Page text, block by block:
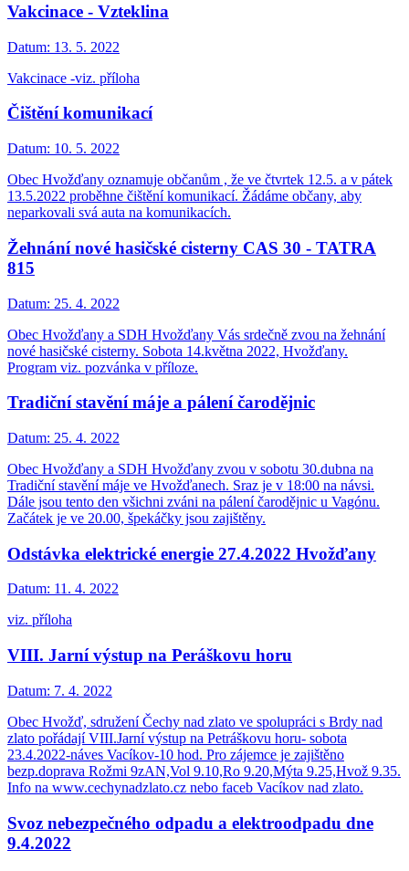
Vakcinace - Vzteklina
Datum: 13. 5. 2022
Vakcinace -viz. příloha
Čištění komunikací
Datum: 10. 5. 2022
Obec Hvožďany oznamuje občanům , že ve čtvrtek 12.5. a v pátek
13.5.2022 proběhne čištění komunikací. Žádáme občany, aby
neparkovali svá auta na komunikacích.
Žehnání nové hasičské cisterny CAS 30 - TATRA
815
Datum: 25. 4. 2022
Obec Hvožďany a SDH Hvožďany Vás srdečně zvou na žehnání
nové hasičské cisterny. Sobota 14.května 2022, Hvožďany.
Program viz. pozvánka v příloze.
Tradiční stavění máje a pálení čarodějnic
Datum: 25. 4. 2022
Obec Hvožďany a SDH Hvožďany zvou v sobotu 30.dubna na
Tradiční stavění máje ve Hvožďanech. Sraz je v 18:00 na návsi.
Dále jsou tento den všichni zváni na pálení čarodějnic u Vagónu.
Začátek je ve 20.00, špekáčky jsou zajištěny.
Odstávka elektrické energie 27.4.2022 Hvožďany
Datum: 11. 4. 2022
viz. příloha
VIII. Jarní výstup na Peráškovu horu
Datum: 7. 4. 2022
Obec Hvožď, sdružení Čechy nad zlato ve spolupráci s Brdy nad
zlato pořádají VIII.Jarní výstup na Petráškovu horu- sobota
23.4.2022-náves Vacíkov-10 hod. Pro zájemce je zajištěno
bezp.doprava Rožmi 9zAN,Vol 9.10,Ro 9.20,Mýta 9.25,Hvož 9.35.
Info na www.cechynadzlato.cz nebo faceb Vacíkov nad zlato.
Svoz nebezpečného odpadu a elektroodpadu dne
9.4.2022